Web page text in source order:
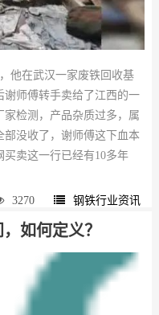
他在武汉一家废铁回收基
谢师傅转手卖给了江西的一
检测，产品杂质过多，属
没收了，谢师傅这下血本
卖这一行已经有10多年
3270 钢铁行业资讯
如何定义？